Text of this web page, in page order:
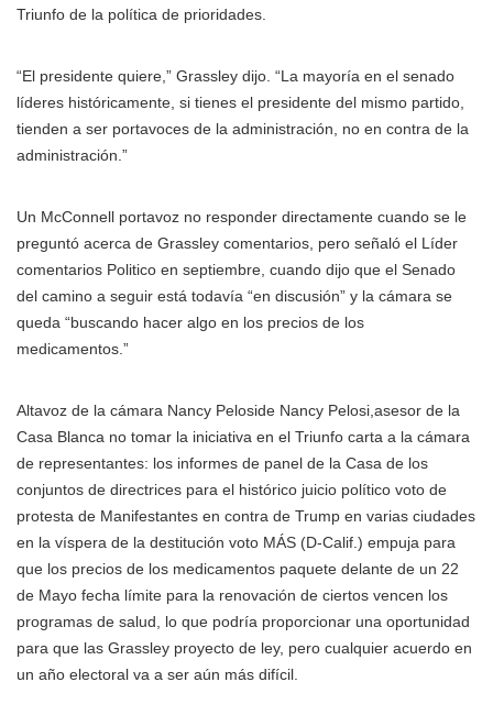
Triunfo de la política de prioridades.
“El presidente quiere,” Grassley dijo. “La mayoría en el senado
líderes históricamente, si tienes el presidente del mismo partido,
tienden a ser portavoces de la administración, no en contra de la
administración.”
Un McConnell portavoz no responder directamente cuando se le
preguntó acerca de Grassley comentarios, pero señaló el Líder
comentarios Politico en septiembre, cuando dijo que el Senado
del camino a seguir está todavía “en discusión” y la cámara se
queda “buscando hacer algo en los precios de los
medicamentos.”
Altavoz de la cámara Nancy Peloside Nancy Pelosi,asesor de la
Casa Blanca no tomar la iniciativa en el Triunfo carta a la cámara
de representantes: los informes de panel de la Casa de los
conjuntos de directrices para el histórico juicio político voto de
protesta de Manifestantes en contra de Trump en varias ciudades
en la víspera de la destitución voto MÁS (D-Calif.) empuja para
que los precios de los medicamentos paquete delante de un 22
de Mayo fecha límite para la renovación de ciertos vencen los
programas de salud, lo que podría proporcionar una oportunidad
para que las Grassley proyecto de ley, pero cualquier acuerdo en
un año electoral va a ser aún más difícil.